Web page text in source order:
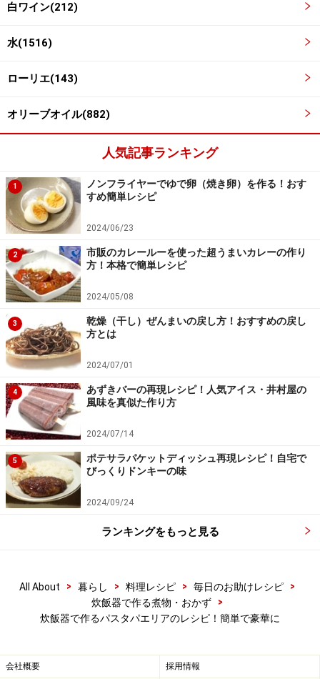
4
内釜にあけ、魚介類をのせる
3を内釜にあけ、固形スープを砕いて散らし、エビ、ア
サリ、イカをのせ、ローリエを突き刺す。
飛び出たパスタは指で押しこむ
白ワイン(212)
水(1516)
ローリエ(143)
オリーブオイル(882)
人気記事ランキング
1
ノンフライヤーでゆで卵（焼き卵）を作る！おす
すめ簡単レシピ
2024/06/23
2
市販のカレールーを使った超うまいカレーの作り
方！本格で簡単レシピ
2024/05/08
3
乾燥（干し）ぜんまいの戻し方！おすすめの戻し
方とは
2024/07/01
4
あずきバーの再現レシピ！人気アイス・井村屋の
風味を真似た作り方
2024/07/14
5
ポテサラパケットディッシュ再現レシピ！自宅で
びっくりドンキーの味
2024/09/24
ランキングをもっと見る
All About > 暮らし > 料理レシピ > 毎日のお助けレシピ
>
炊飯器で作る煮物・おかず
>
炊飯器で作るパスタパエリアのレシピ！簡単で豪華に
会社概要 採用情報